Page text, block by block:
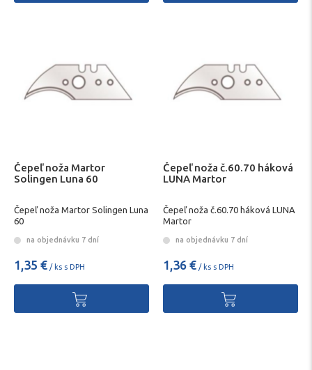
Čepeľ noža Martor
Solingen Luna 60
Čepeľ noža Martor Solingen Luna
60
na objednávku 7 dní
1,35 € / ks s DPH
Čepeľ noža č.60.70 háková
LUNA Martor
Čepeľ noža č.60.70 háková LUNA
Martor
na objednávku 7 dní
1,36 € / ks s DPH